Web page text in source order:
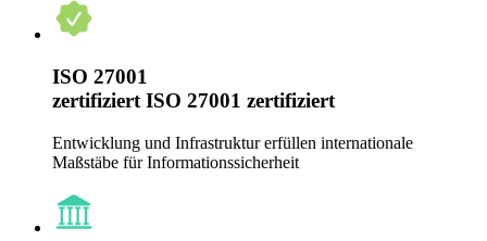
ISO 27001
zertifiziert ISO 27001 zertifiziert
Entwicklung und Infrastruktur erfüllen internationale
Maßstäbe für Informationssicherheit